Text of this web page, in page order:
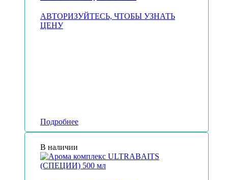
АВТОРИЗУЙТЕСЬ, ЧТОБЫ УЗНАТЬ
ЦЕНУ
Подробнее
В наличии